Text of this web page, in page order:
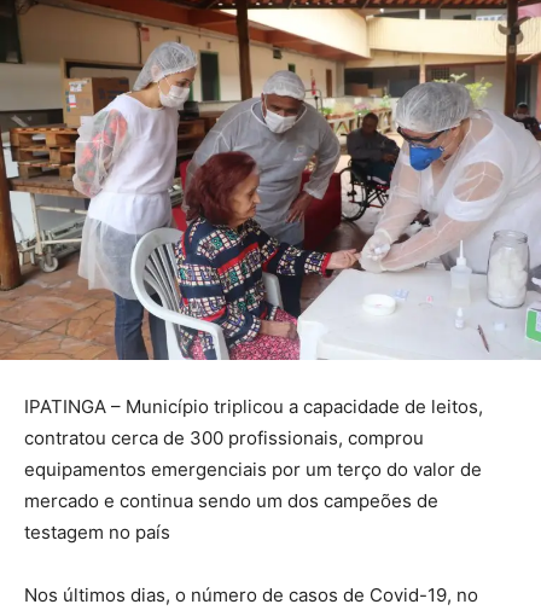
IPATINGA – Município triplicou a capacidade de leitos,
contratou cerca de 300 profissionais, comprou
equipamentos emergenciais por um terço do valor de
mercado e continua sendo um dos campeões de
testagem no país
Nos últimos dias, o número de casos de Covid-19, no